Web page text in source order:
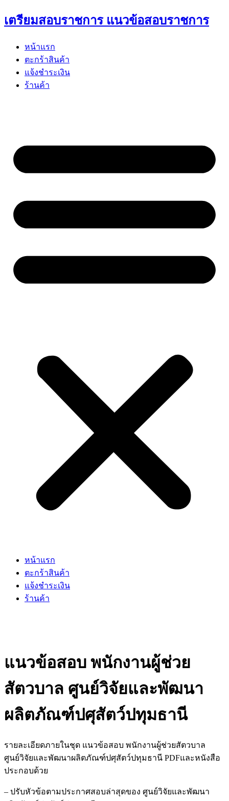
Skip
to
เตรียมสอบราชการ แนวข้อสอบราชการ
หน้าแรก
ตะกร้าสินค้า
แจ้งชำระเงิน
ร้านค้า
หน้าแรก
ตะกร้าสินค้า
แจ้งชำระเงิน
ร้านค้า
แนวข้อสอบ พนักงานผู้ช่วย
สัตวบาล ศูนย์วิจัยและพัฒนา
ผลิตภัณฑ์ปศุสัตว์ปทุมธานี
รายละเอียดภายในชุด แนวข้อสอบ พนักงานผู้ช่วยสัตวบาล
ศูนย์วิจัยและพัฒนาผลิตภัณฑ์ปศุสัตว์ปทุมธานี PDFและหนังสือ
ประกอบด้วย
– ปรับหัวข้อตามประกาศสอบล่าสุดของ ศูนย์วิจัยและพัฒนา